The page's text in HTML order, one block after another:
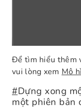
Để tìm hiểu thêm
vui lòng xem Mô
#Dựng xong
một phiên bản